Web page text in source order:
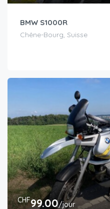
BMW S1000R
Chêne-Bourg, Suisse
CHF99.00/jour